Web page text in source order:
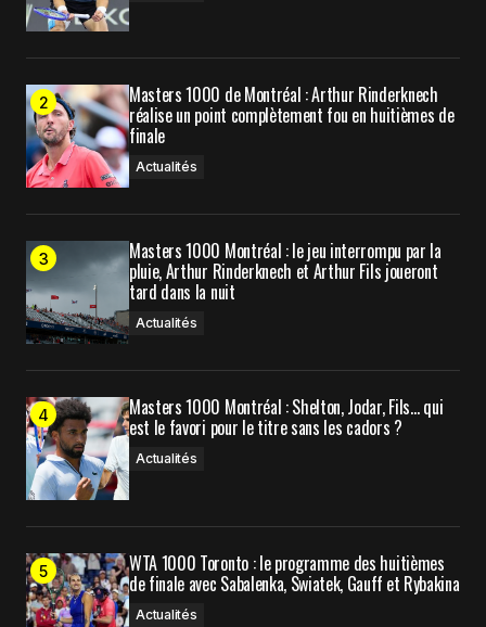
par e-mail.
Prévenez-moi de tous les nouveaux articles par e-
Submit Comment
Masters 1000 de Montréal : Arthur Rinderknech
réalise un point complètement fou en huitièmes de
finale
Actualités
Masters 1000 Montréal : le jeu interrompu par la
pluie, Arthur Rinderknech et Arthur Fils joueront
tard dans la nuit
Actualités
Masters 1000 Montréal : Shelton, Jodar, Fils… qui
est le favori pour le titre sans les cadors ?
Actualités
WTA 1000 Toronto : le programme des huitièmes
de finale avec Sabalenka, Swiatek, Gauff et Rybakina
Actualités